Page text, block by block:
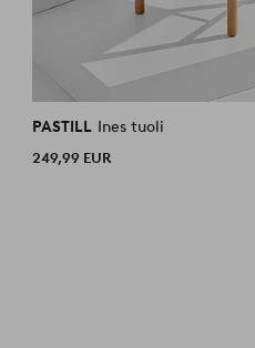
PASTILL Ines tuoli
249,99 EUR